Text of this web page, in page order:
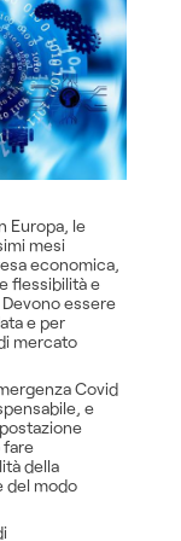
Europa, le
mesi
economica,
flessibilità e
essere
e per
mercato
Covid
e
fare
della
del modo